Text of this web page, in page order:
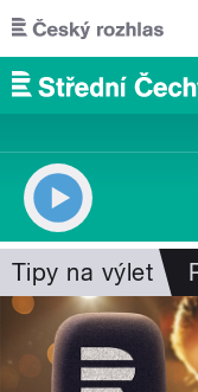
Přejít k hlavnímu
Tipy na výlet